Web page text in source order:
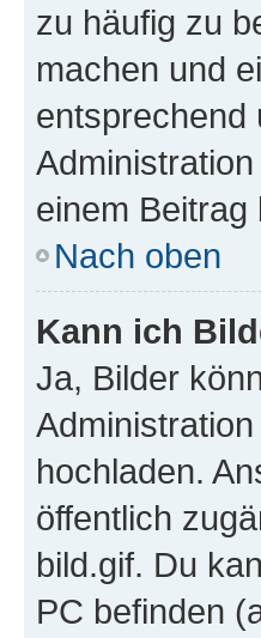
zu häufig zu
machen und
entsprechend
einem Beitrag
Nach oben
Kann ich
Ja, Bilder
hochladen.
öffentlich
bild.gif. Du
PC befinden